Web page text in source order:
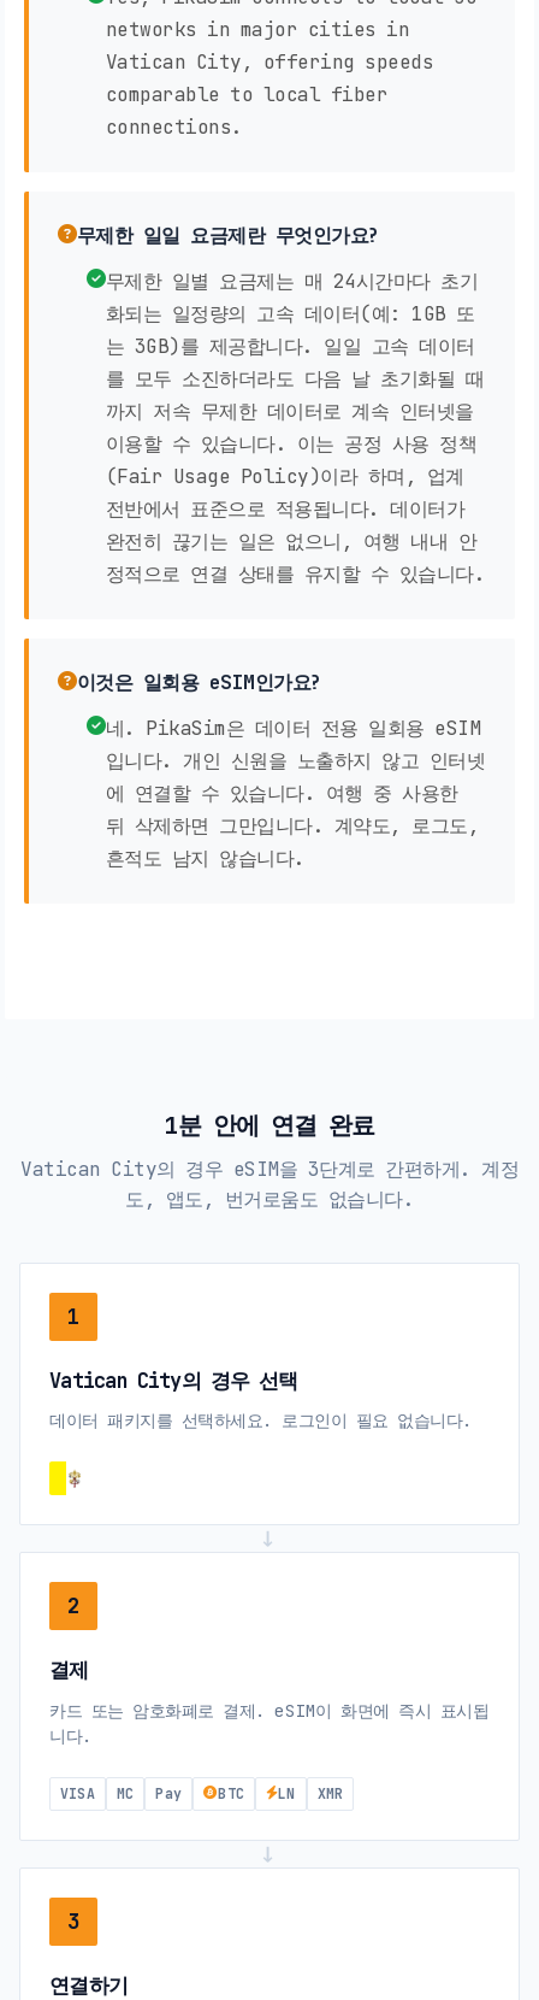
networks in major cities in
Vatican City, offering speeds
comparable to local fiber
connections.
무제한 일일 요금제란 무엇인가요?
무제한 일별 요금제는 매 24시간마다 초기
화되는 일정량의 고속 데이터(예: 1GB 또
는 3GB)를 제공합니다. 일일 고속 데이터
를 모두 소진하더라도 다음 날 초기화될 때
까지 저속 무제한 데이터로 계속 인터넷을
이용할 수 있습니다. 이는 공정 사용 정책
(Fair Usage Policy)이라 하며, 업계
전반에서 표준으로 적용됩니다. 데이터가
완전히 끊기는 일은 없으니, 여행 내내 안
정적으로 연결 상태를 유지할 수 있습니다.
이것은 일회용 eSIM인가요?
네. PikaSim은 데이터 전용 일회용 eSIM
입니다. 개인 신원을 노출하지 않고 인터넷
에 연결할 수 있습니다. 여행 중 사용한
뒤 삭제하면 그만입니다. 계약도, 로그도,
흔적도 남지 않습니다.
1분 안에 연결 완료
Vatican City의 경우 eSIM을 3단계로 간편하게. 계정
도, 앱도, 번거로움도 없습니다.
1
Vatican City의 경우 선택
데이터 패키지를 선택하세요. 로그인이 필요 없습니다.
→
2
결제
카드 또는 암호화폐로 결제. eSIM이 화면에 즉시 표시됩
니다.
VISA MC Pay BTC LN XMR
3
연결하기